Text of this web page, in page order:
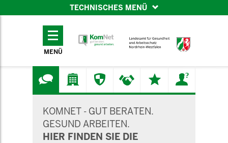
TECHNISCHES MENÜ
TECHNISCHES
MENÜ
KOMNET - GUT BERATEN.
GESUND ARBEITEN.
HIER FINDEN SIE DIE